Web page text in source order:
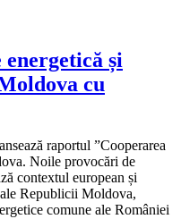
și
cu
raportul ”Cooperarea
Noile provocări de
contextul european și
Republicii Moldova,
comune ale României